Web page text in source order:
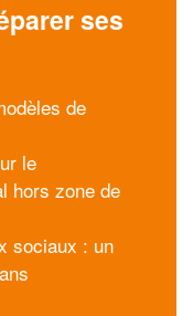
ses
de
le
hors zone de
sociaux : un